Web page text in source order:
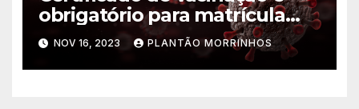
obrigatório para matrícula
escolar
NOV 16, 2023 PLANTÃO MORRINHOS